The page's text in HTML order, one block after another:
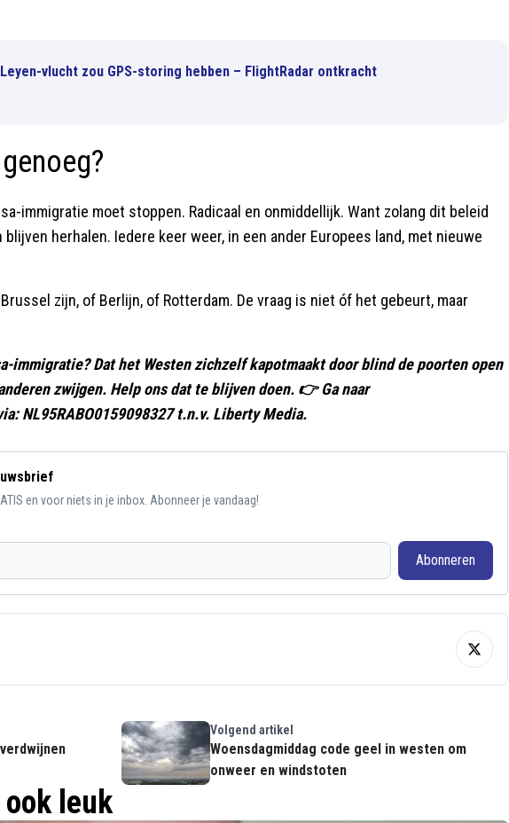
vlucht zou GPS-storing hebben – FlightRadar ontkracht
immigratie moet stoppen. Radicaal en onmiddellijk. Want zolang dit beleid
herhalen. Iedere keer weer, in een ander Europees land, met nieuwe
zijn, of Berlijn, of Rotterdam. De vraag is niet óf het gebeurt, maar
immigratie? Dat het Westen zichzelf kapotmaakt door blind de poorten open
zwijgen. Help ons dat te blijven doen. 👉 Ga naar
NL95RABO0159098327 t.n.v. Liberty Media.
en voor niets in je inbox. Abonneer je vandaag!
Abonneren
Volgend artikel
Woensdagmiddag code geel in westen om
onweer en windstoten
leuk